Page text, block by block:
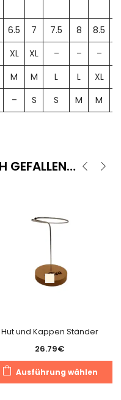
6.5 7 7.5 8 8.5
XL XL – – –
M M L L XL
– S S M M
GEFALLEN…
Hut und Kappen Ständer
26.79€
Ausführung wählen